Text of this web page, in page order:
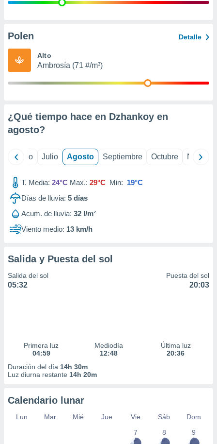
e
publicidad
Polen Detalle
Alto
Ambrosía (71 #/m³)
¿Qué tiempo hace en Dzhankoy en
agosto?
Junio Julio Agosto Septiembre Octubre
T. Media: 24°C Max.: 29°C Min: 19°C
Días de lluvia: 5 días
Acum. de lluvia: 32 l/m²
Viento medio: 13 km/h
Salida y Puesta del sol
Salida del sol
05:32
Puesta del sol
20:03
Primera luz
04:59
Mediodía
12:48
Última luz
20:36
Duración del día 14h 30m
Luz diurna restante 14h 20m
Calendario lunar
Lun Mar Mié Jue Vie Sáb
Dom
7
8 9